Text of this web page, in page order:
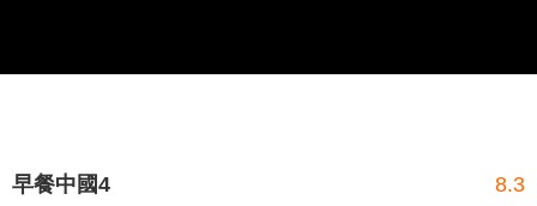
早餐中國4 8.3